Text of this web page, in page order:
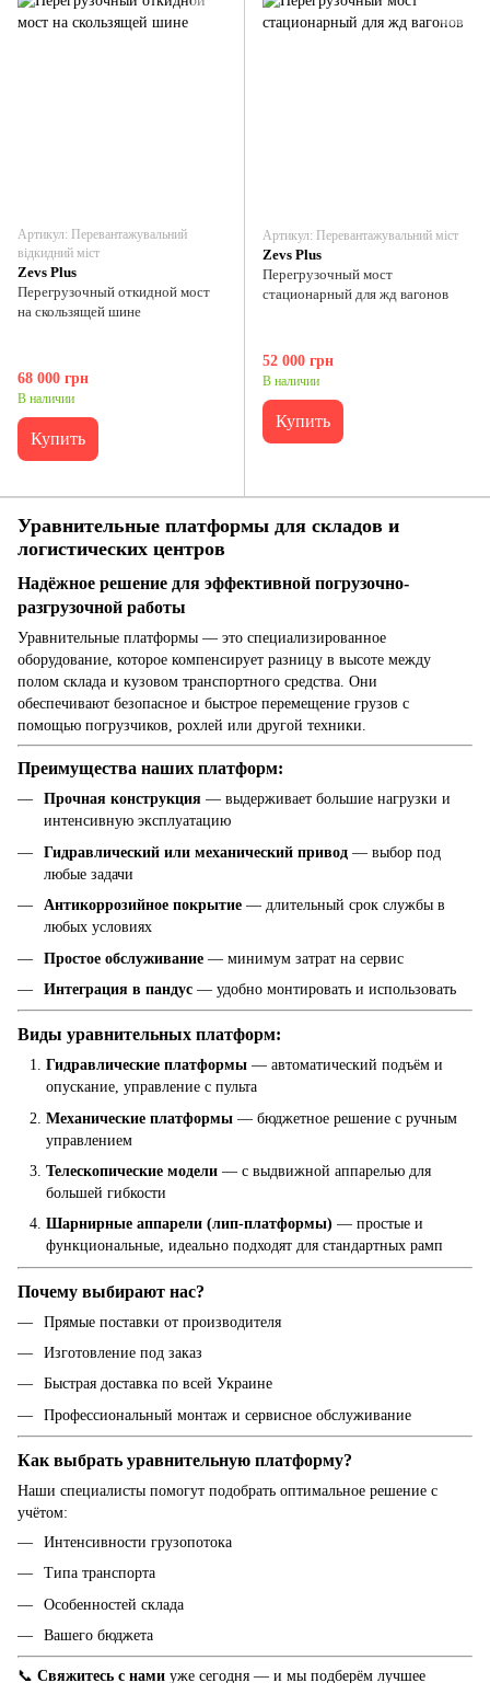
Уравнительные платформы для складов и
логистических центров
Надёжное решение для эффективной погрузочно-
разгрузочной работы
Уравнительные платформы — это специализированное
оборудование, которое компенсирует разницу в высоте между
полом склада и кузовом транспортного средства. Они
обеспечивают безопасное и быстрое перемещение грузов с
помощью погрузчиков, рохлей или другой техники.
Преимущества наших платформ:
Прочная конструкция — выдерживает большие нагрузки и
интенсивную эксплуатацию
Гидравлический или механический привод — выбор под
любые задачи
Антикоррозийное покрытие — длительный срок службы в
любых условиях
Простое обслуживание — минимум затрат на сервис
Интеграция в пандус — удобно монтировать и использовать
Виды уравнительных платформ:
Гидравлические платформы — автоматический подъём и
опускание, управление с пульта
Механические платформы — бюджетное решение с ручным
управлением
Телескопические модели — с выдвижной аппарелью для
большей гибкости
Шарнирные аппарели (лип-платформы) — простые и
функциональные, идеально подходят для стандартных рамп
Почему выбирают нас?
Прямые поставки от производителя
Изготовление под заказ
Быстрая доставка по всей Украине
Профессиональный монтаж и сервисное обслуживание
Как выбрать уравнительную платформу?
Наши специалисты помогут подобрать оптимальное решение с
учётом:
Интенсивности грузопотока
Типа транспорта
Особенностей склада
Вашего бюджета
📞 Свяжитесь с нами уже сегодня — и мы подберём лучшее
Артикул: Перевантажувальний
відкидний міст
Zevs Plus
Перегрузочный откидной мост
на скользящей шине
68 000 грн
В наличии
Купить
Артикул: Перевантажувальний міст
Zevs Plus
Перегрузочный мост
стационарный для жд вагонов
52 000 грн
В наличии
Купить